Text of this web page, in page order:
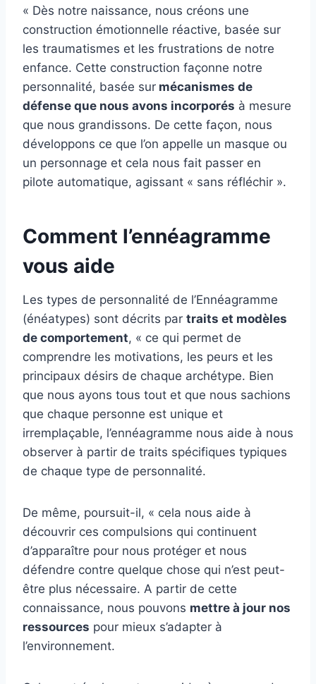
« Dès notre naissance, nous créons une
construction émotionnelle réactive, basée sur
les traumatismes et les frustrations de notre
enfance. Cette construction façonne notre
personnalité, basée sur mécanismes de
défense que nous avons incorporés à mesure
que nous grandissons. De cette façon, nous
développons ce que l’on appelle un masque ou
un personnage et cela nous fait passer en
pilote automatique, agissant « sans réfléchir ».
Comment l’ennéagramme
vous aide
Les types de personnalité de l’Ennéagramme
(énéatypes) sont décrits par traits et modèles
de comportement, « ce qui permet de
comprendre les motivations, les peurs et les
principaux désirs de chaque archétype. Bien
que nous ayons tous tout et que nous sachions
que chaque personne est unique et
irremplaçable, l’ennéagramme nous aide à nous
observer à partir de traits spécifiques typiques
de chaque type de personnalité.
De même, poursuit-il, « cela nous aide à
découvrir ces compulsions qui continuent
d’apparaître pour nous protéger et nous
défendre contre quelque chose qui n’est peut-
être plus nécessaire. A partir de cette
connaissance, nous pouvons mettre à jour nos
ressources pour mieux s’adapter à
l’environnement.